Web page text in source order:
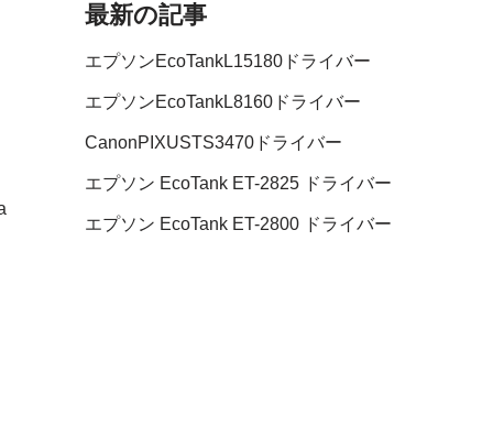
最新の記事
エプソンEcoTankL15180ドライバー
エプソンEcoTankL8160ドライバー
CanonPIXUSTS3470ドライバー
エプソン EcoTank ET-2825 ドライバー
エプソン EcoTank ET-2800 ドライバー